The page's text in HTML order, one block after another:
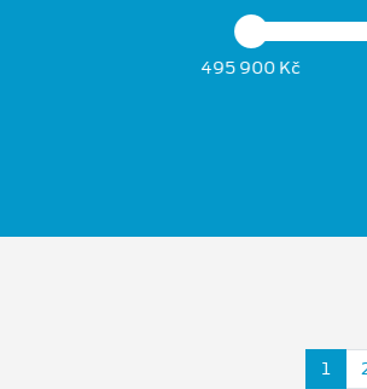
495 900 Kč
1